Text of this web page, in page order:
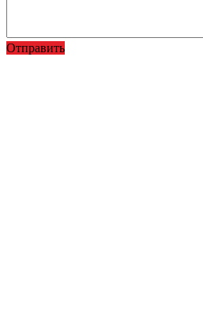
Отправить